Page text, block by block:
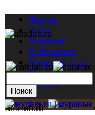
Форум
ЧаВо
Муравьи
Библиотека
Муравьи дома
Мастерская
Каталог
antclub.ru